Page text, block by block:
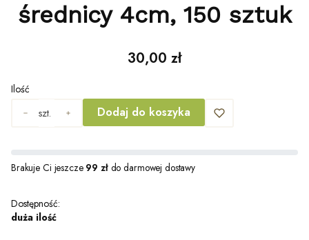
średnicy 4cm, 150 sztuk
Cena
30,00 zł
Ilość
szt.
Dodaj do koszyka
Brakuje Ci jeszcze 99 złdo darmowej dostawy
Dostępność:
duża ilość